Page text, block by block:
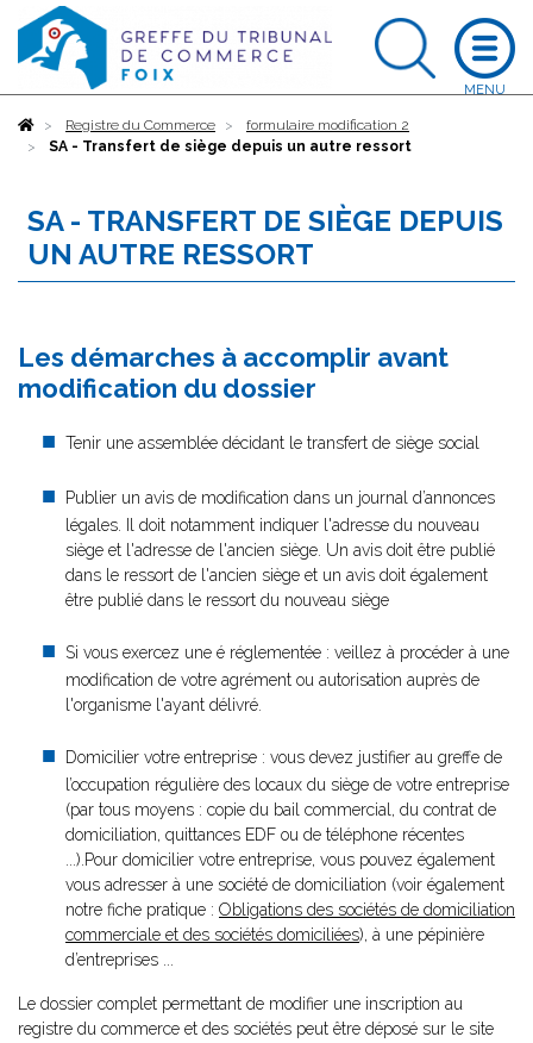
AccueilRegistre du Commerce
formulaire modification 2
SA - Transfert de siège depuis un autre ressort
SA - TRANSFERT DE SIÈGE DEPUIS
UN AUTRE RESSORT
Les démarches à accomplir avant
modification du dossier
Tenir une assemblée décidant le transfert de siège social
Publier un avis de modification dans un journal d’annonces
légales. Il doit notamment indiquer l'adresse du nouveau
siège et l'adresse de l'ancien siège. Un avis doit être publié
dans le ressort de l'ancien siège et un avis doit également
être publié dans le ressort du nouveau siège
Si vous exercez une é réglementée : veillez à procéder à une
modification de votre agrément ou autorisation auprès de
l'organisme l'ayant délivré.
Domicilier votre entreprise : vous devez justifier au greffe de
l’occupation régulière des locaux du siège de votre entreprise
(par tous moyens : copie du bail commercial, du contrat de
domiciliation, quittances EDF ou de téléphone récentes
...).Pour domicilier votre entreprise, vous pouvez également
vous adresser à une société de domiciliation (voir également
notre fiche pratique : Obligations des sociétés de domiciliation
commerciale et des sociétés domiciliées), à une pépinière
d’entreprises ...
Le dossier complet permettant de modifier une inscription au
registre du commerce et des sociétés peut être déposé sur le site